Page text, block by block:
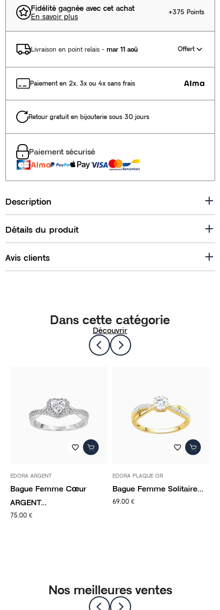
Fidélité gagnée avec cet achat
En savoir plus
+375 Points
Livraison en point relais- mar 11 aoû Offert
Paiement en 2x, 3x ou 4x sans frais
Retour gratuit en bijouterie sous 30 jours
Paiement sécurisé
Description
Détails du produit
Avis clients
Dans cette catégorie
Découvrir
favorite_border
EDORA ARGENT
Bague Femme Cœur
ARGENT...
75,00 €
favorite_border
EDORA PLAQUE OR
Bague Femme Solitaire...
69,00 €
Nos meilleures ventes